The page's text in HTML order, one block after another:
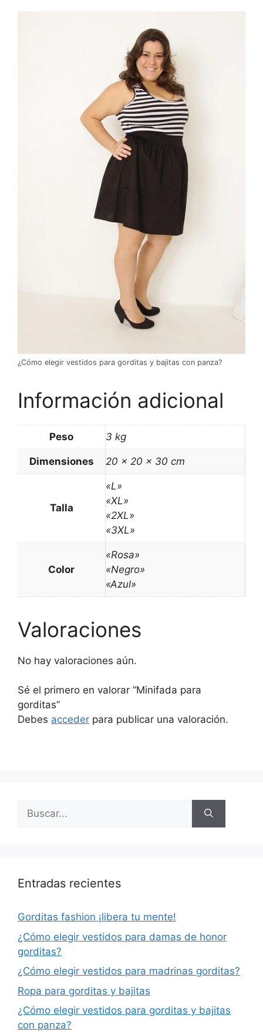
¿Cómo elegir vestidos para gorditas y bajitas con panza?
Información adicional
Peso 3 kg
Dimensiones 20 × 20 × 30 cm
Talla
«L»
«XL»
«2XL»
«3XL»
Color
«Rosa»
«Negro»
«Azul»
Valoraciones
No hay valoraciones aún.
Sé el primero en valorar “Minifada para
gorditas”
Debes acceder para publicar una valoración.
Buscar:
Entradas recientes
Gorditas fashion ¡libera tu mente!
¿Cómo elegir vestidos para damas de honor
gorditas?
¿Cómo elegir vestidos para madrinas gorditas?
Ropa para gorditas y bajitas
¿Cómo elegir vestidos para gorditas y bajitas
con panza?